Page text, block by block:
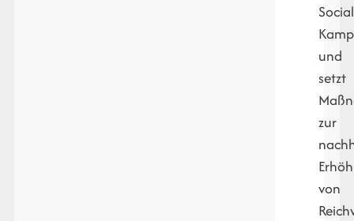
und
setzt
zur
von